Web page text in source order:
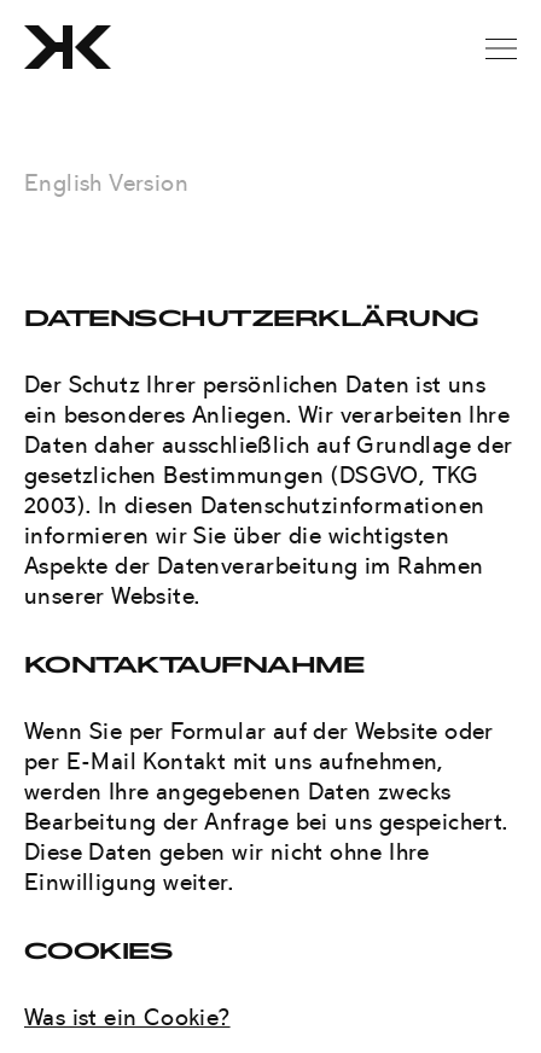
English Version
DATENSCHUTZERKLÄRUNG
Der Schutz Ihrer persönlichen Daten ist uns
ein besonderes Anliegen. Wir verarbeiten Ihre
Daten daher ausschließlich auf Grundlage der
gesetzlichen Bestimmungen (DSGVO, TKG
2003). In diesen Datenschutzinformationen
informieren wir Sie über die wichtigsten
Aspekte der Datenverarbeitung im Rahmen
unserer Website.
KONTAKTAUFNAHME
Wenn Sie per Formular auf der Website oder
per E-Mail Kontakt mit uns aufnehmen,
werden Ihre angegebenen Daten zwecks
Bearbeitung der Anfrage bei uns gespeichert.
Diese Daten geben wir nicht ohne Ihre
Einwilligung weiter.
COOKIES
Was ist ein Cookie?